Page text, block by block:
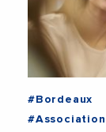
#Bordeaux